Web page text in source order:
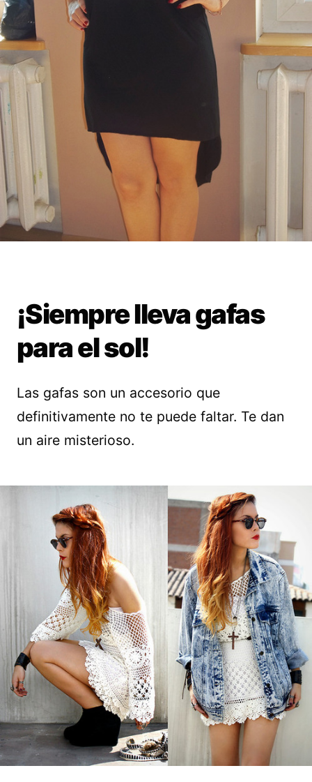
¡Siempre lleva gafas
para el sol!
Las gafas son un accesorio que
definitivamente no te puede faltar. Te dan
un aire misterioso.